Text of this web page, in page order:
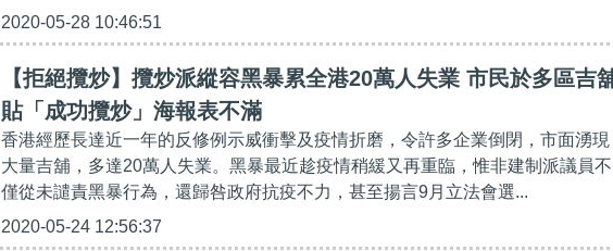
2020-05-28 10:46:51
【拒絕攬炒】攬炒派縱容黑暴累全港20萬人失業 市民於多區吉
貼「成功攬炒」海報表不滿
香港經歷長達近一年的反修例示威衝擊及疫情折磨，令許多企業倒閉，市面湧現
大量吉舖，多達20萬人失業。黑暴最近趁疫情稍緩又再重臨，惟非建制派議員不
僅從未譴責黑暴行為，還歸咎政府抗疫不力，甚至揚言9月立法會選...
2020-05-24 12:56:37